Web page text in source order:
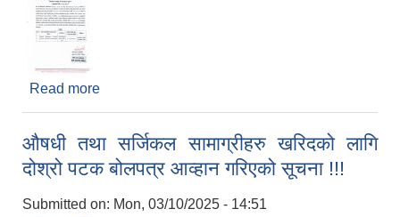
Read more
औषधी तथा सर्जिकल सामाग्रीहरु खरिदको लागि
दोश्रो पटक बोलपत्र आव्हान गरिएको सूचना !!!
Submitted on: Mon, 03/10/2025 - 14:51